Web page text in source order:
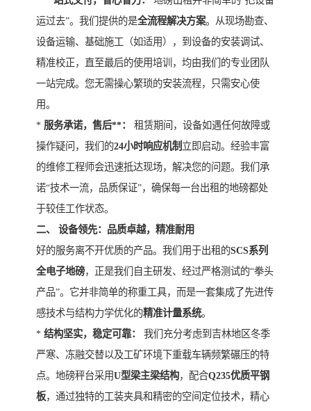
运过去”。我们提供的是全流程解决方案。从现场勘查、
设备运输、基础施工（如适用），到设备的安装调试、
精准校正，直至最后的使用培训，均由我们的专业团队
一站完成。您无需操心繁琐的安装流程，只需安心使
用。
* 服务承诺，售后**：
租赁期间，设备如遇任何故障或
操作疑问，我们的24小时响应机制立即启动。经验丰富
的维修工程师会迅速抵达现场，解决您的问题。我们承
诺“技术一流，品质保证”，确保每一台出租的地磅都处
于较佳工作状态。
二、 设备领先：品质卓越，精准耐用
好的服务离不开优质的产品。我们用于出租的SCS系列
全电子地磅，正是我们自主研发、经过严格测试的“拳头
产品”。它并非简单的称重工具，而是一套集成了先进传
感技术与结构力学优化的精准计量系统。
* 结构坚实，稳定可靠：
我们充分考虑到吉林地区冬季
严寒、冻融交替以及工矿环境下重载车辆频繁碾压的特
点。地磅秤台采用U型梁主梁结构，配合Q235优质平钢
板，通过独特的工装夹具和精密的空间定位技术，精心